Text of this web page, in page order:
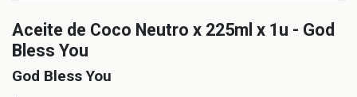
Aceite de Coco Neutro x 225ml x 1u - God
Bless You
God Bless You